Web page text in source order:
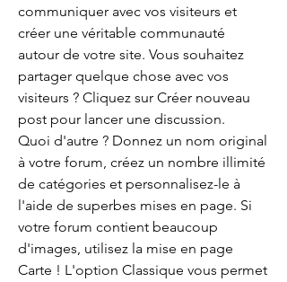
communiquer avec vos visiteurs et
créer une véritable communauté
autour de votre site. Vous souhaitez
partager quelque chose avec vos
visiteurs ? Cliquez sur Créer nouveau
post pour lancer une discussion.
Quoi d'autre ? Donnez un nom original
à votre forum, créez un nombre illimité
de catégories et personnalisez-le à
l'aide de superbes mises en page. Si
votre forum contient beaucoup
d'images, utilisez la mise en page
Carte ! L'option Classique vous permet